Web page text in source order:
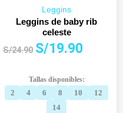
Leggins
Leggins de baby rib
celeste
S/24.90
El
era:
S/24.90.
S/19.90
es:
S/19.90.
Tallas disponibles:
2 4 6 8 10
12
14